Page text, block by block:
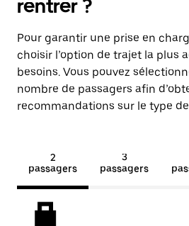
rentrer ?
Pour garantir une prise en
choisir l’option de trajet la plus
besoins. Vous pouvez
nombre de passagers afin
recommandations sur le type
2
passagers
3
passagers